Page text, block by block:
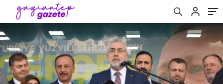
beklenemez